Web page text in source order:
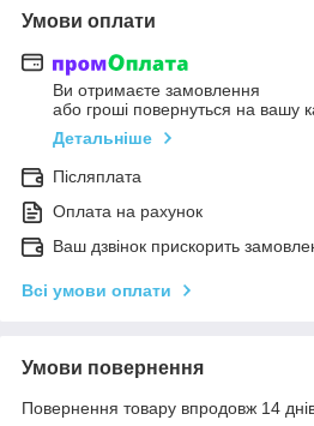
Умови оплати
Ви отримаєте замовлення
або гроші повернуться на вашу
Детальніше
Післяплата
Оплата на рахунок
Ваш дзвінок прискорить
Всі умови оплати
Умови повернення
Повернення товару впродовж 14